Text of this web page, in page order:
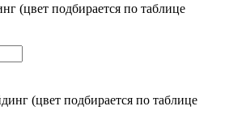
(цвет подбирается по таблице
(цвет подбирается по таблице